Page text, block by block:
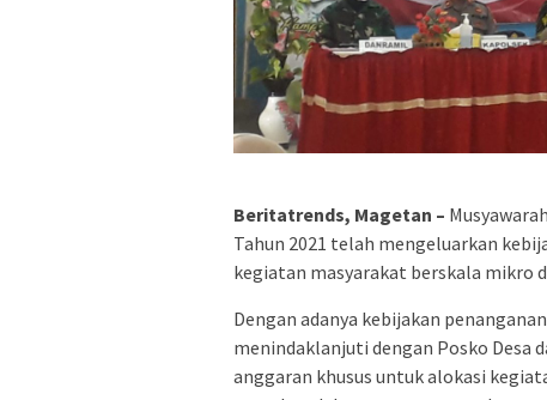
Beritatrends, Magetan –
Tahun 2021 telah mengeluarkan
kegiatan masyarakat berskala mikro
Dengan adanya kebijakan
menindaklanjuti dengan Posko Desa
anggaran khusus untuk alokasi